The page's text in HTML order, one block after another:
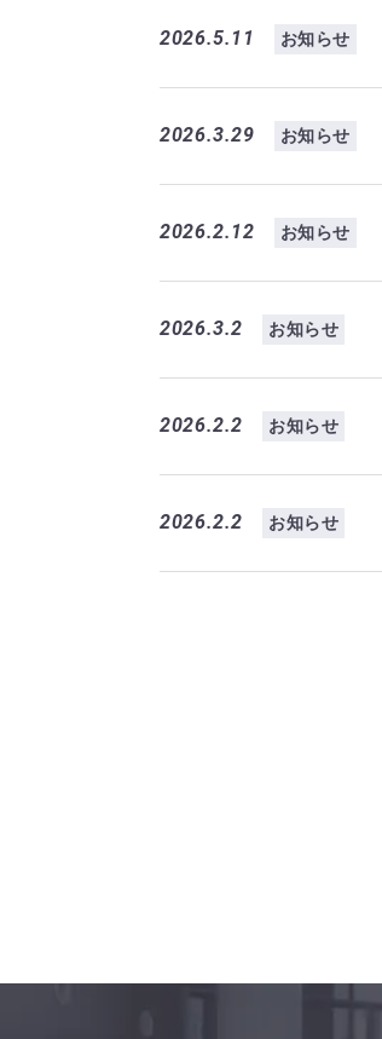
2026.5.11 お知らせ
2026.3.29 お知らせ
2026.2.12 お知らせ
2026.3.2 お知らせ
2026.2.2 お知らせ
2026.2.2 お知らせ